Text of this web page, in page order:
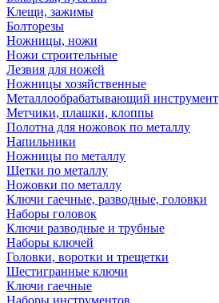
Клещи, зажимы
Болторезы
Ножницы, ножи
Ножи строительные
Лезвия для ножей
Ножницы хозяйственные
Металлообрабатывающий инструмент
Метчики, плашки, клоппы
Полотна для ножовок по металлу
Напильники
Ножницы по металлу
Щетки по металлу
Ножовки по металлу
Ключи гаечные, разводные, головки
Наборы головок
Ключи разводные и трубные
Наборы ключей
Головки, воротки и трещетки
Шестигранные ключи
Ключи гаечные
Наборы инструментов